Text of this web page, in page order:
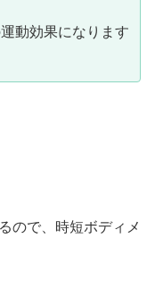
動効果になります
ので、時短ボディメ